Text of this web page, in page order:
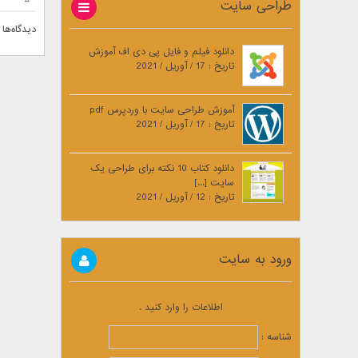
طراحی سایت
دانلود فیلم و فایل پی دی اف آموزش
تاریخ : 17 / آوریل / 2021
آموزش طراحی سایت با وردپرس pdf
تاریخ : 17 / آوریل / 2021
دانلود کتاب 10 نکته برای طراحی یک
سایت [...]
تاریخ : 12 / آوریل / 2021
ورود به سایت
اطلاعات را وارد کنید .
شناسه :